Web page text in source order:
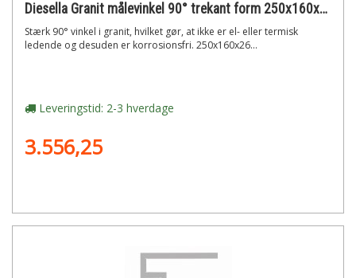
Diesella Granit målevinkel 90° trekant form 250x160x26 mm din 876/0
Stærk 90° vinkel i granit, hvilket gør, at ikke er el- eller termisk
ledende og desuden er korrosionsfri. 250x160x26...
Leveringstid: 2-3 hverdage
3.556,25